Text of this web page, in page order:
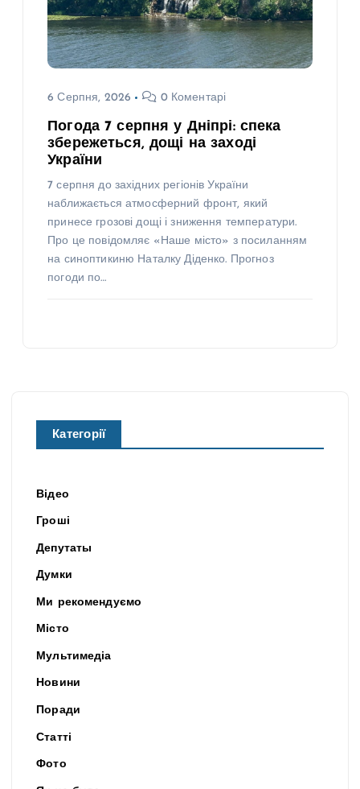
6 Серпня, 2026 0 Коментарі
Погода 7 серпня у Дніпрі: спека
збережеться, дощі на заході
України
7 серпня до західних регіонів України
наближається атмосферний фронт, який
принесе грозові дощі і зниження температури.
Про це повідомляє «Наше місто» з посиланням
на синоптикиню Наталку Діденко. Прогноз
погоди по…
Категорії
Відео
Гроші
Депутаты
Думки
Ми рекомендуємо
Місто
Мультимедіа
Новини
Поради
Статті
Фото